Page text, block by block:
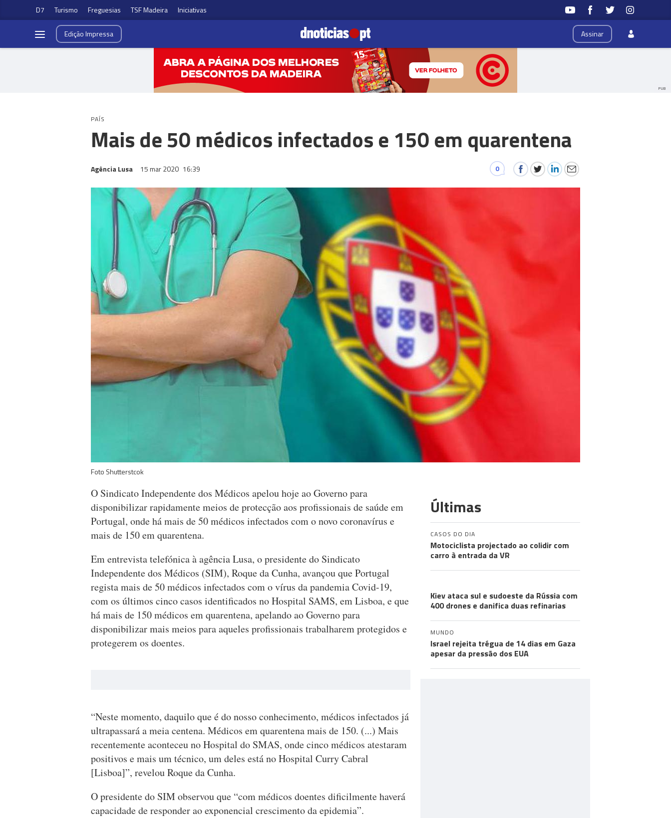
D7 Turismo Freguesias TSF Madeira Iniciativas
Assinar
EdiçãoImpressa
PUB
PAÍS
Mais de 50 médicos infectados e 150 em quarentena
Agência Lusa 15 mar 2020 16:39 0
Foto Shutterstcok
O Sindicato Independente dos Médicos apelou hoje ao Governo para
disponibilizar rapidamente meios de protecção aos profissionais de saúde em
Portugal, onde há mais de 50 médicos infectados com o novo coronavírus e
mais de 150 em quarentena.
Em entrevista telefónica à agência Lusa, o presidente do Sindicato
Independente dos Médicos (SIM), Roque da Cunha, avançou que Portugal
regista mais de 50 médicos infectados com o vírus da pandemia Covid-19,
com os últimos cinco casos identificados no Hospital SAMS, em Lisboa, e que
há mais de 150 médicos em quarentena, apelando ao Governo para
disponibilizar mais meios para aqueles profissionais trabalharem protegidos e
protegerem os doentes.
“Neste momento, daquilo que é do nosso conhecimento, médicos infectados já
ultrapassará a meia centena. Médicos em quarentena mais de 150. (...) Mais
recentemente aconteceu no Hospital do SMAS, onde cinco médicos atestaram
positivos e mais um técnico, um deles está no Hospital Curry Cabral
[Lisboa]”, revelou Roque da Cunha.
O presidente do SIM observou que “com médicos doentes dificilmente haverá
capacidade de responder ao exponencial crescimento da epidemia”.
Últimas
CASOS DO DIA
Motociclista projectado ao colidir com
carro à entrada da VR
Kiev ataca sul e sudoeste da Rússia com
400 drones e danifica duas refinarias
MUNDO
Israel rejeita trégua de 14 dias em Gaza
apesar da pressão dos EUA